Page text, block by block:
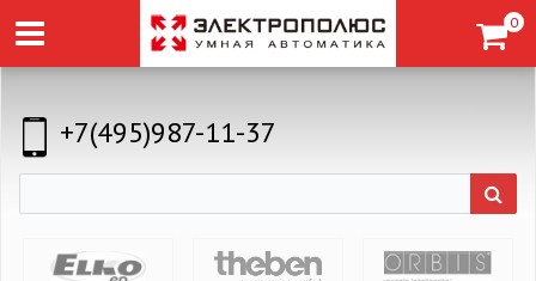
0
+7(495)987-11-37